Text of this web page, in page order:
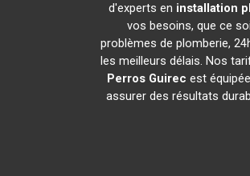
d'experts en installation
vos besoins, que ce
problèmes de plomberie,
les meilleurs délais. Nos
Perros Guirec est
assurer des résultats